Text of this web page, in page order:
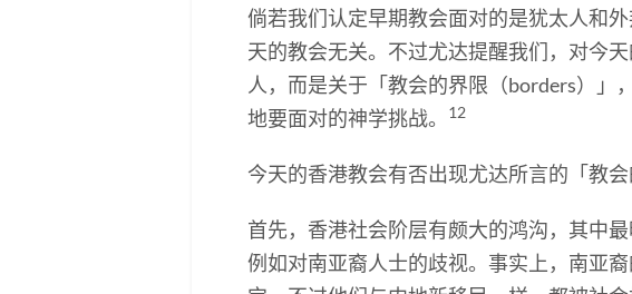
倘若我们认定早期教会面对的是犹太人和
天的教会无关。不过尤达提醒我们，对今
人，而是关于「教会的界限（borders）」
地要面对的神学挑战。
12
今天的香港教会有否出现尤达所言的「教
首先，香港社会阶层有颇大的鸿沟，其中
例如对南亚裔人士的歧视。事实上，南亚